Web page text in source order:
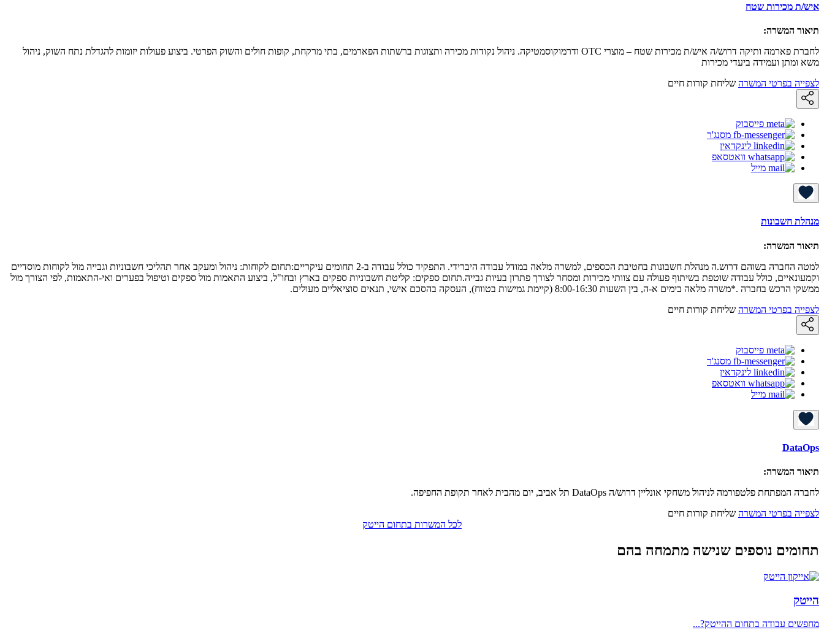
איש/ת מכירות שטח
תיאור המשרה:
לחברת פארמה ותיקה דרוש/ה איש/ת מכירות שטח – מוצרי OTC ודרמוקוסמטיקה. ניהול נקודות מכירה ותצוגות ברשתות הפארמים, בתי מרקחת, קופות חולים והשוק הפרטי. ביצוע פעולות יזומות להגדלת נתח השוק, ניהול
משא ומתן ועמידה ביעדי מכירות
לצפייה בפרטי המשרה שליחת קורות חיים
פייסבוק
מסנג'ר
לינקדאין
וואטסאפ
מייל
מנהלת חשבונות
תיאור המשרה:
למטה החברה בשוהם דרוש.ה מנהלת חשבונות בחטיבת הכספים, למשרה מלאה במודל עבודה היברידי. התפקיד כולל עבודה ב-2 תחומים עיקריים:תחום לקוחות: ניהול ומעקב אחר תהליכי חשבוניות וגבייה מול לקוחות מוסדיים
וקמעונאיים, כולל עבודה שוטפת בשיתוף פעולה עם צוותי מכירות ומסחר לצורך פתרון בעיות גבייה.תחום ספקים: קליטת חשבוניות ספקים בארץ ובחו"ל, ביצוע התאמות מול ספקים וטיפול בפערים ואי-התאמות, לפי הצורך מול
ממשקי הרכש בחברה .*משרה מלאה בימים א-ה, בין השעות 8:00-16:30 (קיימת גמישות בטווח), העסקה בהסכם אישי, תנאים סוציאליים מעולים.
לצפייה בפרטי המשרה שליחת קורות חיים
פייסבוק
מסנג'ר
לינקדאין
וואטסאפ
מייל
DataOps
תיאור המשרה:
לחברה המפתחת פלטפורמה לניהול משחקי אונליין דרוש/ה DataOps תל אביב, יום מהבית לאחר תקופת החפיפה.
לצפייה בפרטי המשרה שליחת קורות חיים
לכל המשרות בתחום הייטק
תחומים נוספים שנישה מתמחה בהם
הייטק
מחפשים עבודה בתחום ההייטק?...